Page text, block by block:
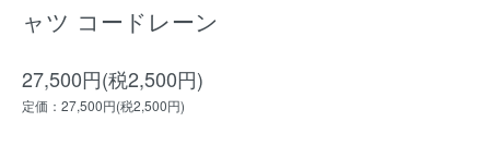
ャツ コードレーン
27,500円(税2,500円)
定価：27,500円(税2,500円)